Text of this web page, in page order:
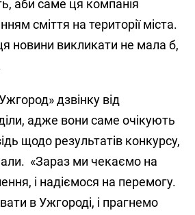
аби саме ця компанія
сміття на території міста.
новини викликати не мала б,
дзвінку від
адже вони саме очікують
щодо результатів конкурсу,
«Зараз ми чекаємо на
і надіємося на перемогу.
в Ужгороді, і прагнемо